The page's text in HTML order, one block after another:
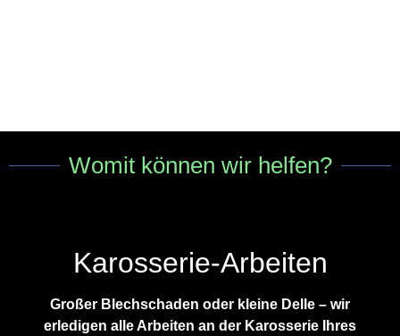
Womit können wir helfen?
Karosserie-Arbeiten
Großer Blechschaden oder kleine Delle – wir
erledigen alle Arbeiten an der Karosserie Ihres